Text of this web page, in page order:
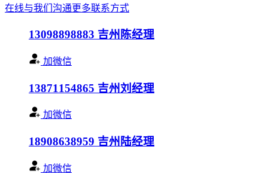
在线与我们沟通更多联系方式
13098898883 吉州陈经理
加微信
13871154865 吉州刘经理
加微信
18908638959 吉州陆经理
加微信